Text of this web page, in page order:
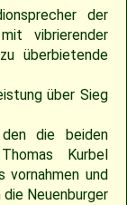
der
vibrierender
überbietende
über Sieg
die beiden
Kurbel
und
Neuenburger